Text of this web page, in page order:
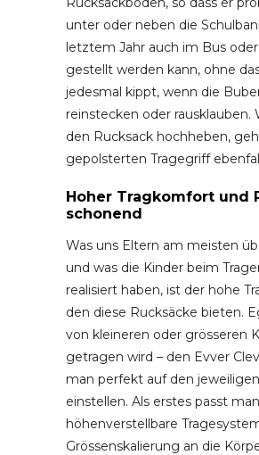
unter oder neben die
letztem Jahr auch im Bus oder
gestellt werden kann, ohne
jedesmal kippt, wenn die
reinstecken oder rausklauben.
den Rucksack hochheben,
gepolsterten Tragegriff
Hoher Tragkomfort und
schonend
Was uns Eltern am meisten
und was die Kinder beim
realisiert haben, ist der hohe
den diese Rucksäcke bieten.
von kleineren oder grösseren
getragen wird – den Evver
man perfekt auf den
einstellen. Als erstes passt
höhenverstellbare
Grössenskalierung an die